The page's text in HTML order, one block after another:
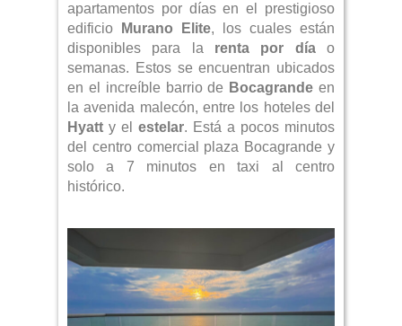
apartamentos por días en el prestigioso
edificio
Murano Elite, los cuales están
disponibles para la renta por díao
semanas. Estos se encuentran ubicados
en el increíble barrio de Bocagrande en
la avenida malecón, entre los hoteles del
Hyatt y elestelar. Está a pocos minutos
del centro comercial plaza Bocagrande y
solo a 7 minutos en taxi al centro
histórico.